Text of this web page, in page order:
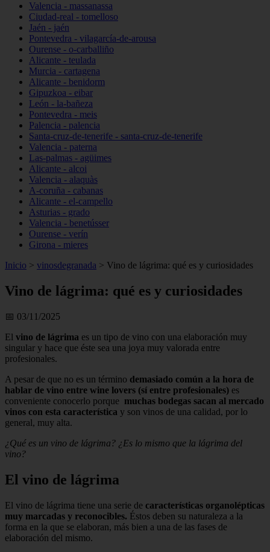
Valencia - massanassa
Ciudad-real - tomelloso
Jaén - jaén
Pontevedra - vilagarcía-de-arousa
Ourense - o-carballiño
Alicante - teulada
Murcia - cartagena
Alicante - benidorm
Gipuzkoa - eibar
León - la-bañeza
Pontevedra - meis
Palencia - palencia
Santa-cruz-de-tenerife - santa-cruz-de-tenerife
Valencia - paterna
Las-palmas - agüimes
Alicante - alcoi
Valencia - alaquàs
A-coruña - cabanas
Alicante - el-campello
Asturias - grado
Valencia - benetússer
Ourense - verín
Girona - mieres
Inicio > vinosdegranada > Vino de lágrima: qué es y curiosidades
Vino de lágrima: qué es y curiosidades
📅 03/11/2025
El vino de lágrima es un tipo de vino con una elaboración muy
singular y hace que éste sea una joya muy valorada entre
profesionales.
A pesar de que no es un término demasiado común a la hora de
hablar de vino entre wine lovers (sí entre profesionales) es
conveniente conocerlo porque muchas bodegas sacan al mercado
vinos con esta característica y son vinos de una calidad, por lo
general, muy alta.
¿Qué es un vino de lágrima? ¿Es lo mismo que la lágrima del
vino?
El vino de lágrima
El vino de lágrima tiene una serie de características organolépticas
muy marcadas y reconocibles. Éstos deben su naturaleza a la
forma en la que se elaboran, más bien a una de las fases de
elaboración del mismo.